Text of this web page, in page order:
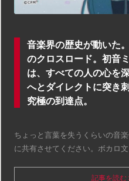
音楽界の歴史が動いた
のクロスロード。初音
は、すべての人の心を
へとダイレクトに突き
究極の到達点。
ちょっと言葉を失うくらいの音
に共有させてください。ボカロ
記事を読む